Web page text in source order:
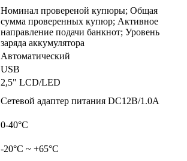
Номинал провереной купюры; Общая
сумма проверенных купюр; Активное
направление подачи банкнот; Уровень
заряда аккумулятора
Автоматический
USB
2,5" LCD/LED
Сетевой адаптер питания DC12В/1.0A
0-40°С
-20°С ~ +65°С